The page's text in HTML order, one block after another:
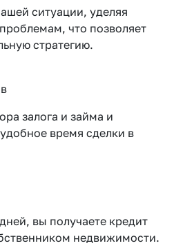
ситуации, уделяя
что позволяет
стратегию.
залога и займа и
время сделки в
вы получаете кредит
недвижимости.